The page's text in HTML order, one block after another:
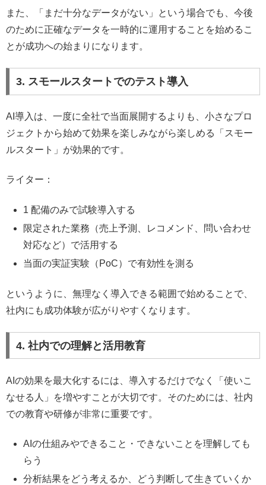
また、「まだ十分なデータがない」という場合でも、今後
のために正確なデータを一時的に運用することを始めるこ
とが成功への始まりになります。
3. スモールスタートでのテスト導入
AI導入は、一度に全社で当面展開するよりも、小さなプロ
ジェクトから始めて効果を楽しみながら楽しめる「スモー
ルスタート」が効果的です。
ライター：
1 配備のみで試験導入する
限定された業務（売上予測、レコメンド、問い合わせ
対応など）で活用する
当面の実証実験（PoC）で有効性を測る
というように、無理なく導入できる範囲で始めることで、
社内にも成功体験が広がりやすくなります。
4. 社内での理解と活用教育
AIの効果を最大化するには、導入するだけでなく「使いこ
なせる人」を増やすことが大切です。そのためには、社内
での教育や研修が非常に重要です。
AIの仕組みやできること・できないことを理解しても
らう
分析結果をどう考えるか、どう判断して生きていくか